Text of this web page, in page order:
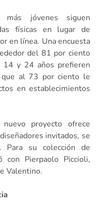
más jóvenes siguen
físicas en lugar de
en línea. Una encuesta
del 81 por ciento
14 y 24 años prefieren
que al 73 por ciento le
en establecimientos
proyecto ofrece
invitados, se
Para su colección de
con Pierpaolo Piccioli,
Valentino.